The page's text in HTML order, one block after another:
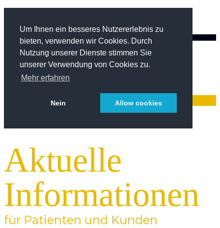
Um Ihnen ein besseres Nutzererlebnis zu
bieten, verwenden wir Cookies. Durch
Nutzung unserer Dienste stimmen Sie
unserer Verwendung von Cookies zu.
Mehr erfahren
Nein Allow cookies
termine@tgz-rosenheim.de
Aktuelle
Informationen
für Patienten und Kunden